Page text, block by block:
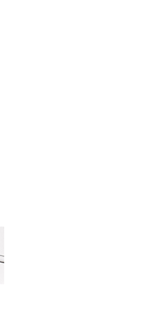
limity na chemii a ...
a netradiční Pinot Bla...
svahu
obchod víny